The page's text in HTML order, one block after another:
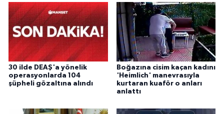
30 ilde DEAŞ'a yönelik
operasyonlarda 104
şüpheli gözaltına alındı
Boğazına cisim kaçan kadını
'Heimlich' manevrasıyla
kurtaran kuaför o anları
anlattı